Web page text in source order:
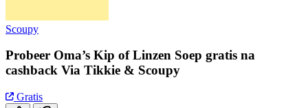
Scoupy
Probeer Oma’s Kip of Linzen Soep gratis na
cashback Via Tikkie & Scoupy
Gratis